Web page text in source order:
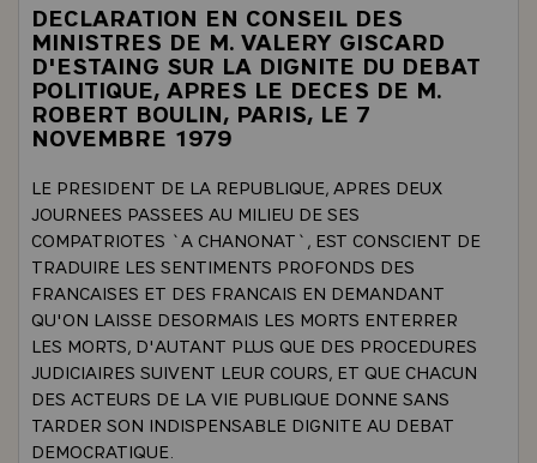
DECLARATION EN CONSEIL DES
MINISTRES DE M. VALERY GISCARD
D'ESTAING SUR LA DIGNITE DU DEBAT
POLITIQUE, APRES LE DECES DE M.
ROBERT BOULIN, PARIS, LE 7
NOVEMBRE 1979
LE PRESIDENT DE LA REPUBLIQUE, APRES DEUX
JOURNEES PASSEES AU MILIEU DE SES
COMPATRIOTES `A CHANONAT`, EST CONSCIENT DE
TRADUIRE LES SENTIMENTS PROFONDS DES
FRANCAISES ET DES FRANCAIS EN DEMANDANT
QU'ON LAISSE DESORMAIS LES MORTS ENTERRER
LES MORTS, D'AUTANT PLUS QUE DES PROCEDURES
JUDICIAIRES SUIVENT LEUR COURS, ET QUE CHACUN
DES ACTEURS DE LA VIE PUBLIQUE DONNE SANS
TARDER SON INDISPENSABLE DIGNITE AU DEBAT
DEMOCRATIQUE.